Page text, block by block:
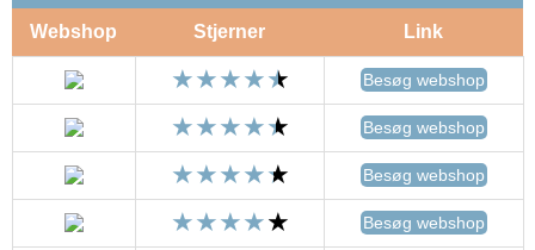
Webshop Stjerner Link
Besøg webshop
Besøg webshop
Besøg webshop
Besøg webshop